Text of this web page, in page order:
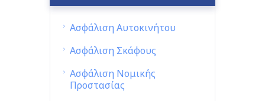
Ασφάλιση Αυτοκινήτου
Ασφάλιση Σκάφους
Ασφάλιση Νομικής
Προστασίας